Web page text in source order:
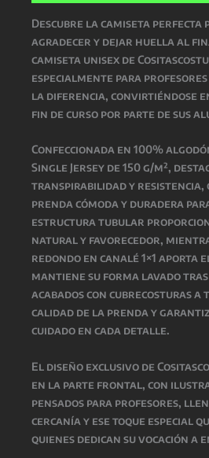
Descubre la camiseta perfecta
agradecer y dejar huella al
camiseta unisex de
especialmente para
la diferencia, convirtiéndose
fin de curso por parte de sus
Confeccionada en 100%
Single Jersey de 150 g/m²,
transpirabilidad y resistencia,
prenda cómoda y duradera
estructura tubular
natural y favorecedor,
redondo en canalé 1×1 aporta
mantiene su forma lavado tras
acabados con cubrecosturas
calidad de la prenda y
cuidado en cada detalle.
El diseño exclusivo de
en la parte frontal, con
pensados para profesores,
cercanía y ese toque especial
quienes dedican su vocación a